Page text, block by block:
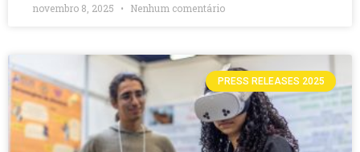
novembro 8, 2025 Nenhum comentário
PRESS RELEASES 2025